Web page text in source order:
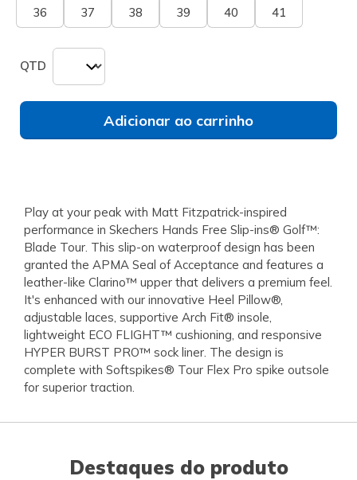
36 37 38 39 40 41
QTD
Adicionar ao carrinho
Play at your peak with Matt Fitzpatrick-inspired
performance in Skechers Hands Free Slip-ins® Golf™:
Blade Tour. This slip-on waterproof design has been
granted the APMA Seal of Acceptance and features a
leather-like Clarino™ upper that delivers a premium feel.
It's enhanced with our innovative Heel Pillow®,
adjustable laces, supportive Arch Fit® insole,
lightweight ECO FLIGHT™ cushioning, and responsive
HYPER BURST PRO™ sock liner. The design is
complete with Softspikes® Tour Flex Pro spike outsole
for superior traction.
Destaques do produto